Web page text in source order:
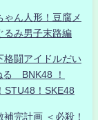
ん人形！豆腐メ
るみ男子末路編
闘アイドルだい
る BNK48 ！
STU48！SKE48
完計画 ＜必殺！